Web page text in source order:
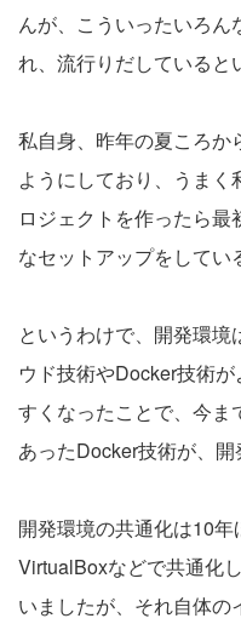
んが、こういったいろ
れ、流行りだしていると
私自身、昨年の夏ころか
ようにしており、うま
ロジェクトを作ったら
なセットアップをしてい
というわけで、開発環
ウド技術やDocker技術
すくなったことで、今ま
あったDocker技術が、開
開発環境の共通化は10
VirtualBoxなどで共通化
いましたが、それ自体